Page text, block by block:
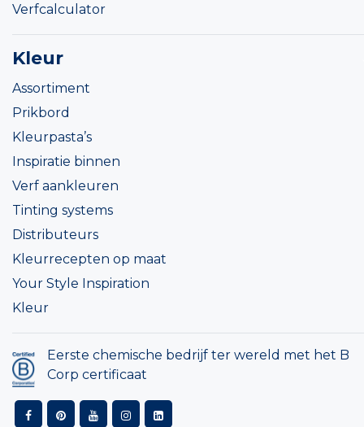
Verfcalculator
Kleur
Assortiment
Prikbord
Kleurpasta’s
Inspiratie binnen
Verf aankleuren
Tinting systems
Distributeurs
Kleurrecepten op maat
Your Style Inspiration
Kleur
Eerste chemische bedrijf ter wereld met het B
Corp certificaat